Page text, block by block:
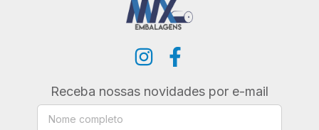
Receba nossas novidades por e-mail